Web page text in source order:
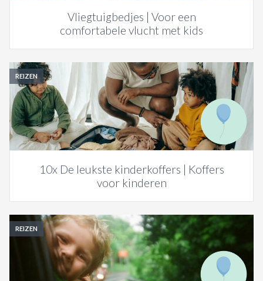
Vliegtuigbedjes | Voor een
comfortabele vlucht met kids
REIZEN
10x De leukste kinderkoffers | Koffers
voor kinderen
REIZEN